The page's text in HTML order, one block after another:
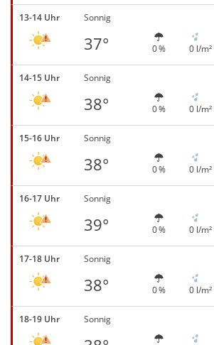
13-14 Uhr Sonnig
37° 0 % 0 l/m²
14-15 Uhr Sonnig
38° 0 % 0 l/m²
15-16 Uhr Sonnig
38° 0 % 0 l/m²
16-17 Uhr Sonnig
39° 0 % 0 l/m²
17-18 Uhr Sonnig
38° 0 % 0 l/m²
18-19 Uhr Sonnig